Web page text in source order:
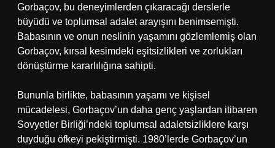
Gorbaçov, bu deneyimlerden çıkaracağı derslerle
büyüdü ve toplumsal adalet arayışını benimsemişti.
Babasının ve onun neslinin yaşamını gözlemlemiş olan
Gorbaçov, kırsal kesimdeki eşitsizlikleri ve zorlukları
dönüştürme kararlılığına sahipti.
Bununla birlikte, babasının yaşamı ve kişisel
mücadelesi, Gorbaçov’un daha genç yaşlardan itibaren
Sovyetler Birliği’ndeki toplumsal adaletsizliklere karşı
duyduğu öfkeyi pekiştirmişti. 1980’lerde Gorbaçov’un